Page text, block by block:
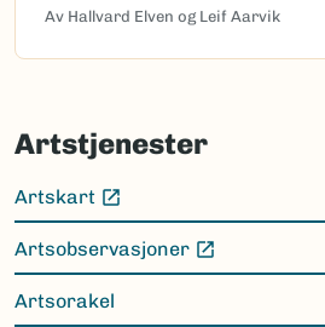
Av Hallvard Elven og Leif Aarvik
Artstjenester
Artskart
(Ekstern lenke)
Artsobservasjoner
(Ekstern lenke)
Artsorakel